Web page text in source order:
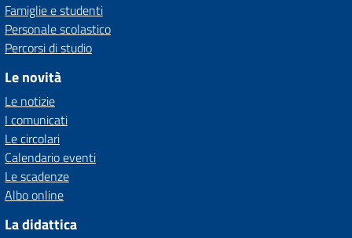
Famiglie e studenti
Personale scolastico
Percorsi di studio
Le novità
Le notizie
I comunicati
Le circolari
Calendario eventi
Le scadenze
Albo online
La didattica